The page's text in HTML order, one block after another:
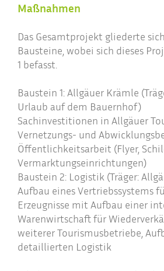
Maßnahmen
Das Gesamtprojekt gliederte
Bausteine, wobei sich dieses
1 befasst.
Baustein 1: Allgäuer Krämle
Urlaub auf dem Bauernhof)
Sachinvestitionen in Allgäuer
Vernetzungs- und
Öffentlichkeitsarbeit (Flyer,
Vermarktungseinrichtungen)
Baustein 2: Logistik (Träger:
Aufbau eines Vertriebssystems
Erzeugnisse mit Aufbau einer
Warenwirtschaft für
weiterer Tourismusbetriebe,
detaillierten Logistik